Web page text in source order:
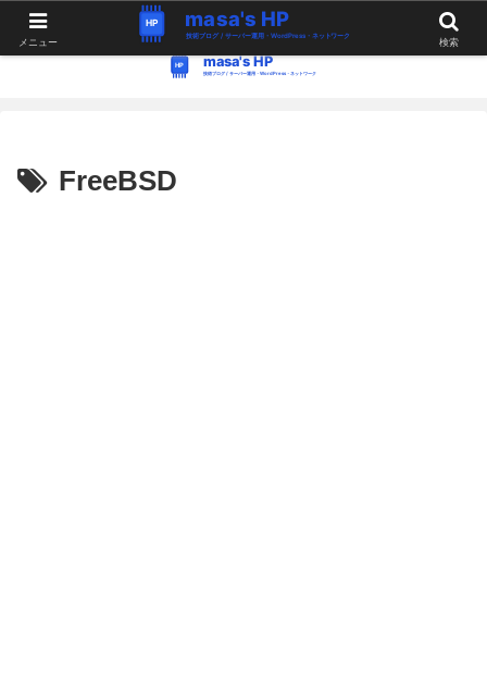
WordPress・Linux関連の情報。つぶやき。
FreeBSD
メニュー 検索